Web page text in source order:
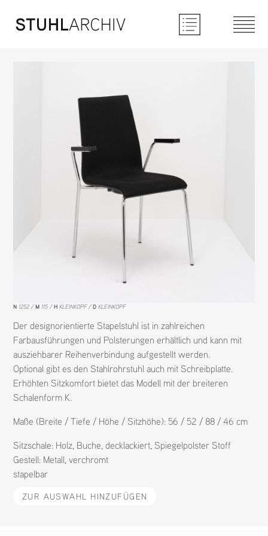
N 1252 M 115 H KLEINKOPF D KLEINKOPF
Der designorientierte Stapelstuhl ist in zahlreichen
Farbausführungen und Polsterungen erhältlich und kann mit
ausziehbarer Reihenverbindung aufgestellt werden.
Optional gibt es den Stahlrohrstuhl auch mit Schreibplatte.
Erhöhten Sitzkomfort bietet das Modell mit der breiteren
Schalenform K.
Maße (Breite / Tiefe / Höhe / Sitzhöhe): 56 / 52 / 88 / 46 cm
Sitzschale: Holz, Buche,decklackiert, Spiegelpolster Stoff
Gestell: Metall,verchromt
stapelbar